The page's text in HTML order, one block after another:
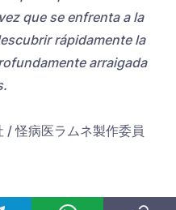
que se enfrenta a la
rápidamente la
arraigada
怪病医ラムネ製作委員